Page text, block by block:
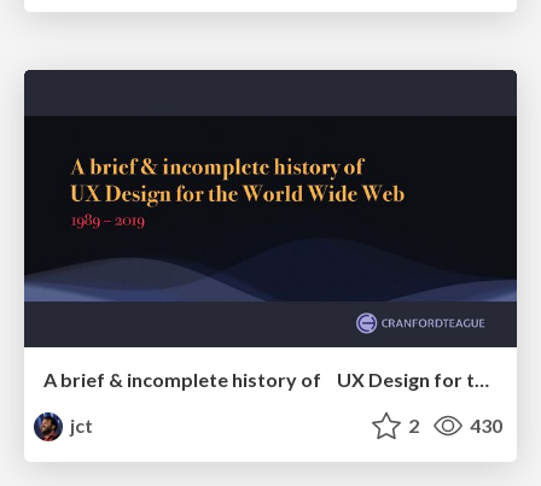
A brief & incomplete history of UX Design for the World Wide Web: 1989–2019
jct
2 430